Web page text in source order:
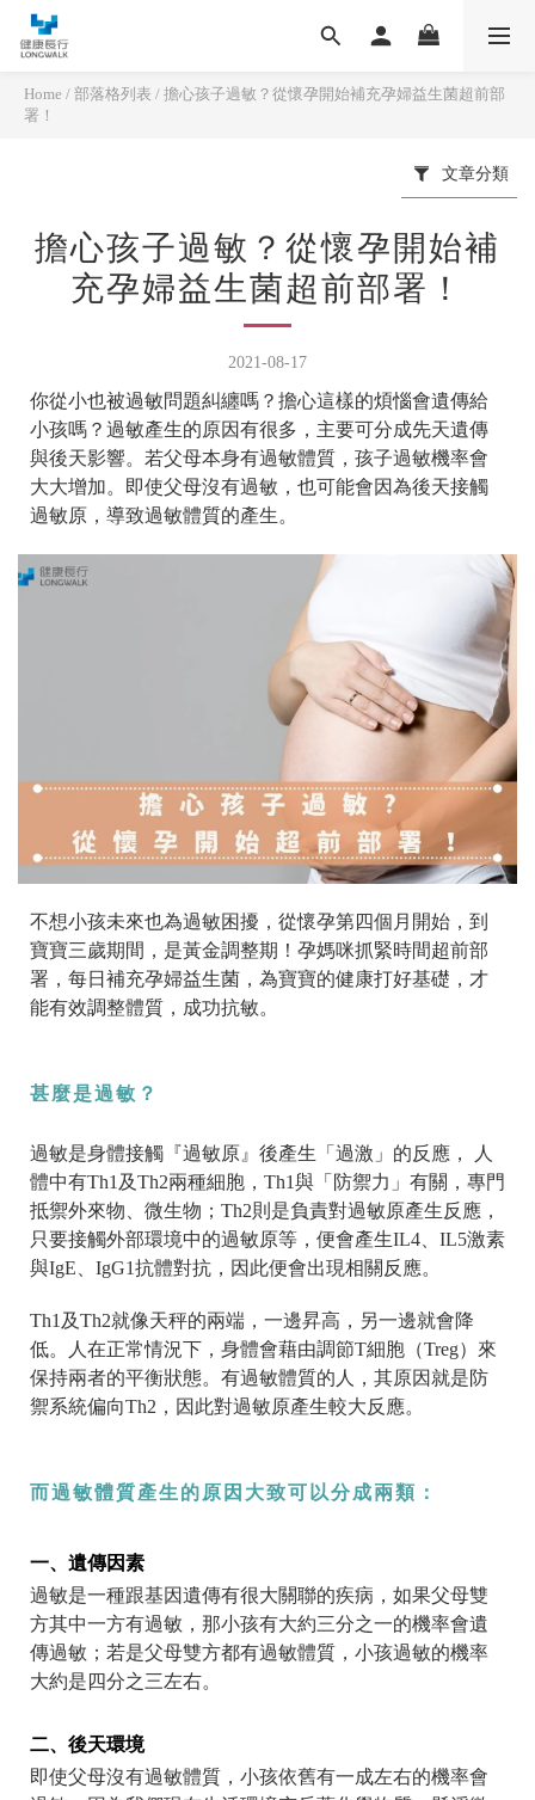
Home / 部落格列表 / 擔心孩子過敏？從懷孕開始補充孕婦益生菌超前部
署！
文章分類
擔心孩子過敏？從懷孕開始補
充孕婦益生菌超前部署！
2021-08-17
你從小也被過敏問題糾纏嗎？擔心這樣的煩惱會遺傳給
小孩嗎？過敏產生的原因有很多，主要可分成先天遺傳
與後天影響。若父母本身有過敏體質，孩子過敏機率會
大大增加。即使父母沒有過敏，也可能會因為後天接觸
過敏原，導致過敏體質的產生。
不想小孩未來也為過敏困擾，從懷孕第四個月開始，到
寶寶三歲期間，是黃金調整期！孕媽咪抓緊時間超前部
署，每日補充孕婦益生菌，為寶寶的健康打好基礎，才
能有效調整體質，成功抗敏。
甚麼是過敏？
過敏是身體接觸『過敏原』後產生「過激」的反應， 人
體中有Th1及Th2兩種細胞，Th1與「防禦力」有關，專門
抵禦外來物、微生物；Th2則是負責對過敏原產生反應，
只要接觸外部環境中的過敏原等，便會產生IL4、IL5激素
與IgE、IgG1抗體對抗，因此便會出現相關反應。
Th1及Th2就像天秤的兩端，一邊昇高，另一邊就會降
低。人在正常情況下，身體會藉由調節T細胞（Treg）來
保持兩者的平衡狀態。有過敏體質的人，其原因就是防
禦系統偏向Th2，因此對過敏原產生較大反應。
而過敏體質產生的原因大致可以分成兩類：
一、遺傳因素
過敏是一種跟基因遺傳有很大關聯的疾病，如果父母雙
方其中一方有過敏，那小孩有大約三分之一的機率會遺
傳過敏；若是父母雙方都有過敏體質，小孩過敏的機率
大約是四分之三左右。
二、後天環境
即使父母沒有過敏體質，小孩依舊有一成左右的機率會